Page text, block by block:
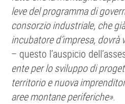
leve del programma di
consorzio industriale, che
incubatore d’impresa, dovrà
– questo l’auspicio
ente per lo sviluppo di
territorio e nuova
aree montane periferiche».